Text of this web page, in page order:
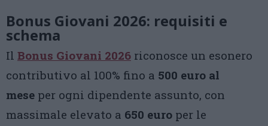
Bonus Giovani 2026: requisiti e
schema
Il Bonus Giovani 2026 riconosce un esonero
contributivo al 100% fino a 500 euro al
mese per ogni dipendente assunto, con
massimale elevato a 650 euro per le